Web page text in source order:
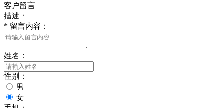
客户留言
描述：
* 留言内容：
姓名：
性别：
男
女